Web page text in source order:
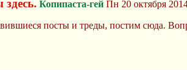
Копипаста-гей Пн 20 октября
посты и треды, постим сюда.